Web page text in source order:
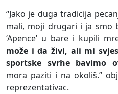
“Jako je duga tradicija
mali, moji drugari i ja smo
‘Apence’ u bare i kupili
može i da živi, ali mi
sportske svrhe bavimo
mora paziti i na okoliš.”
reprezentativac.